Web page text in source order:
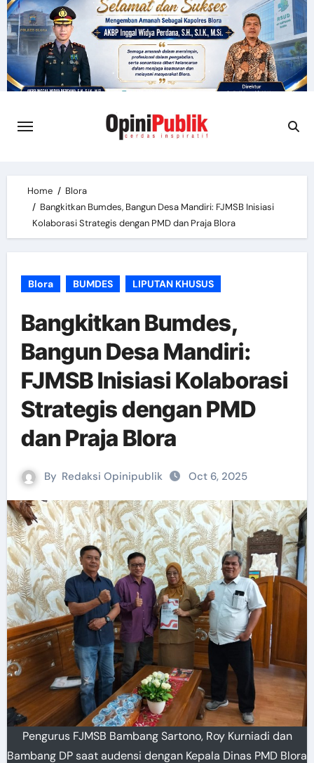
Skip
to
content
Home
Blora
Bangkitkan Bumdes, Bangun Desa Mandiri: FJMSB Inisiasi
Kolaborasi Strategis dengan PMD dan Praja Blora
Blora BUMDES LIPUTAN KHUSUS
Bangkitkan Bumdes,
Bangun Desa Mandiri:
FJMSB Inisiasi Kolaborasi
Strategis dengan PMD
dan Praja Blora
By Redaksi Opinipublik Oct 6, 2025
Pengurus FJMSB Bambang Sartono, Roy Kurniadi dan
Bambang DP saat audensi dengan Kepala Dinas PMD Blora